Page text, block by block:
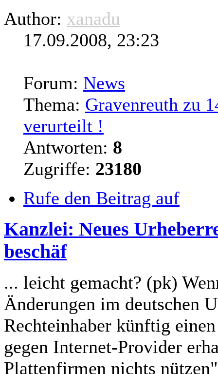
Author: xanadu
17.09.2008, 23:23
Forum: News
Thema: Gravenreuth zu
verurteilt !
Antworten: 8
Zugriffe: 23180
Rufe den Beitrag auf
Kanzlei: Neues
beschäf
... leicht gemacht? (pk)
Änderungen im deutschen
Rechteinhaber künftig
gegen Internet-Provider
Plattenfirmen nichts